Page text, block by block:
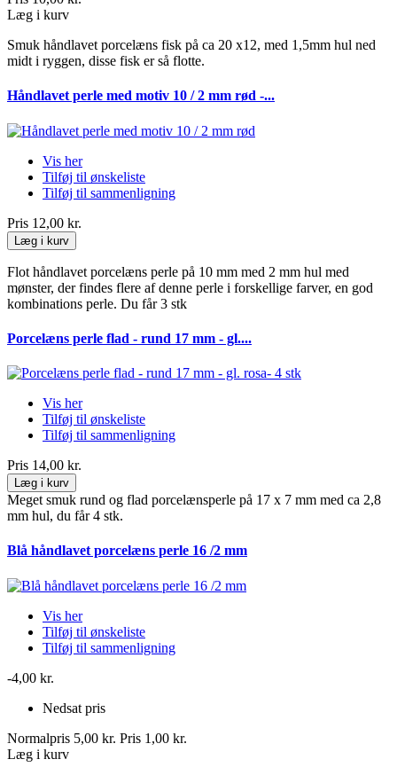
Læg i kurv
Smuk håndlavet porcelæns fisk på ca 20 x12, med 1,5mm hul ned
midt i ryggen, disse fisk er så flotte.
Håndlavet perle med motiv 10 / 2 mm rød -...
Vis her
Tilføj til ønskeliste
Tilføj til sammenligning
Pris 12,00 kr.
Læg i kurv
Flot håndlavet porcelæns perle på 10 mm med 2 mm hul med
mønster, der findes flere af denne perle i forskellige farver, en god
kombinations perle. Du får 3 stk
Porcelæns perle flad - rund 17 mm - gl....
Vis her
Tilføj til ønskeliste
Tilføj til sammenligning
Pris 14,00 kr.
Læg i kurv
Meget smuk rund og flad porcelænsperle på 17 x 7 mm med ca 2,8
mm hul, du får 4 stk.
Blå håndlavet porcelæns perle 16 /2 mm
Vis her
Tilføj til ønskeliste
Tilføj til sammenligning
-4,00 kr.
Nedsat pris
Normalpris 5,00 kr. Pris 1,00 kr.
Læg i kurv